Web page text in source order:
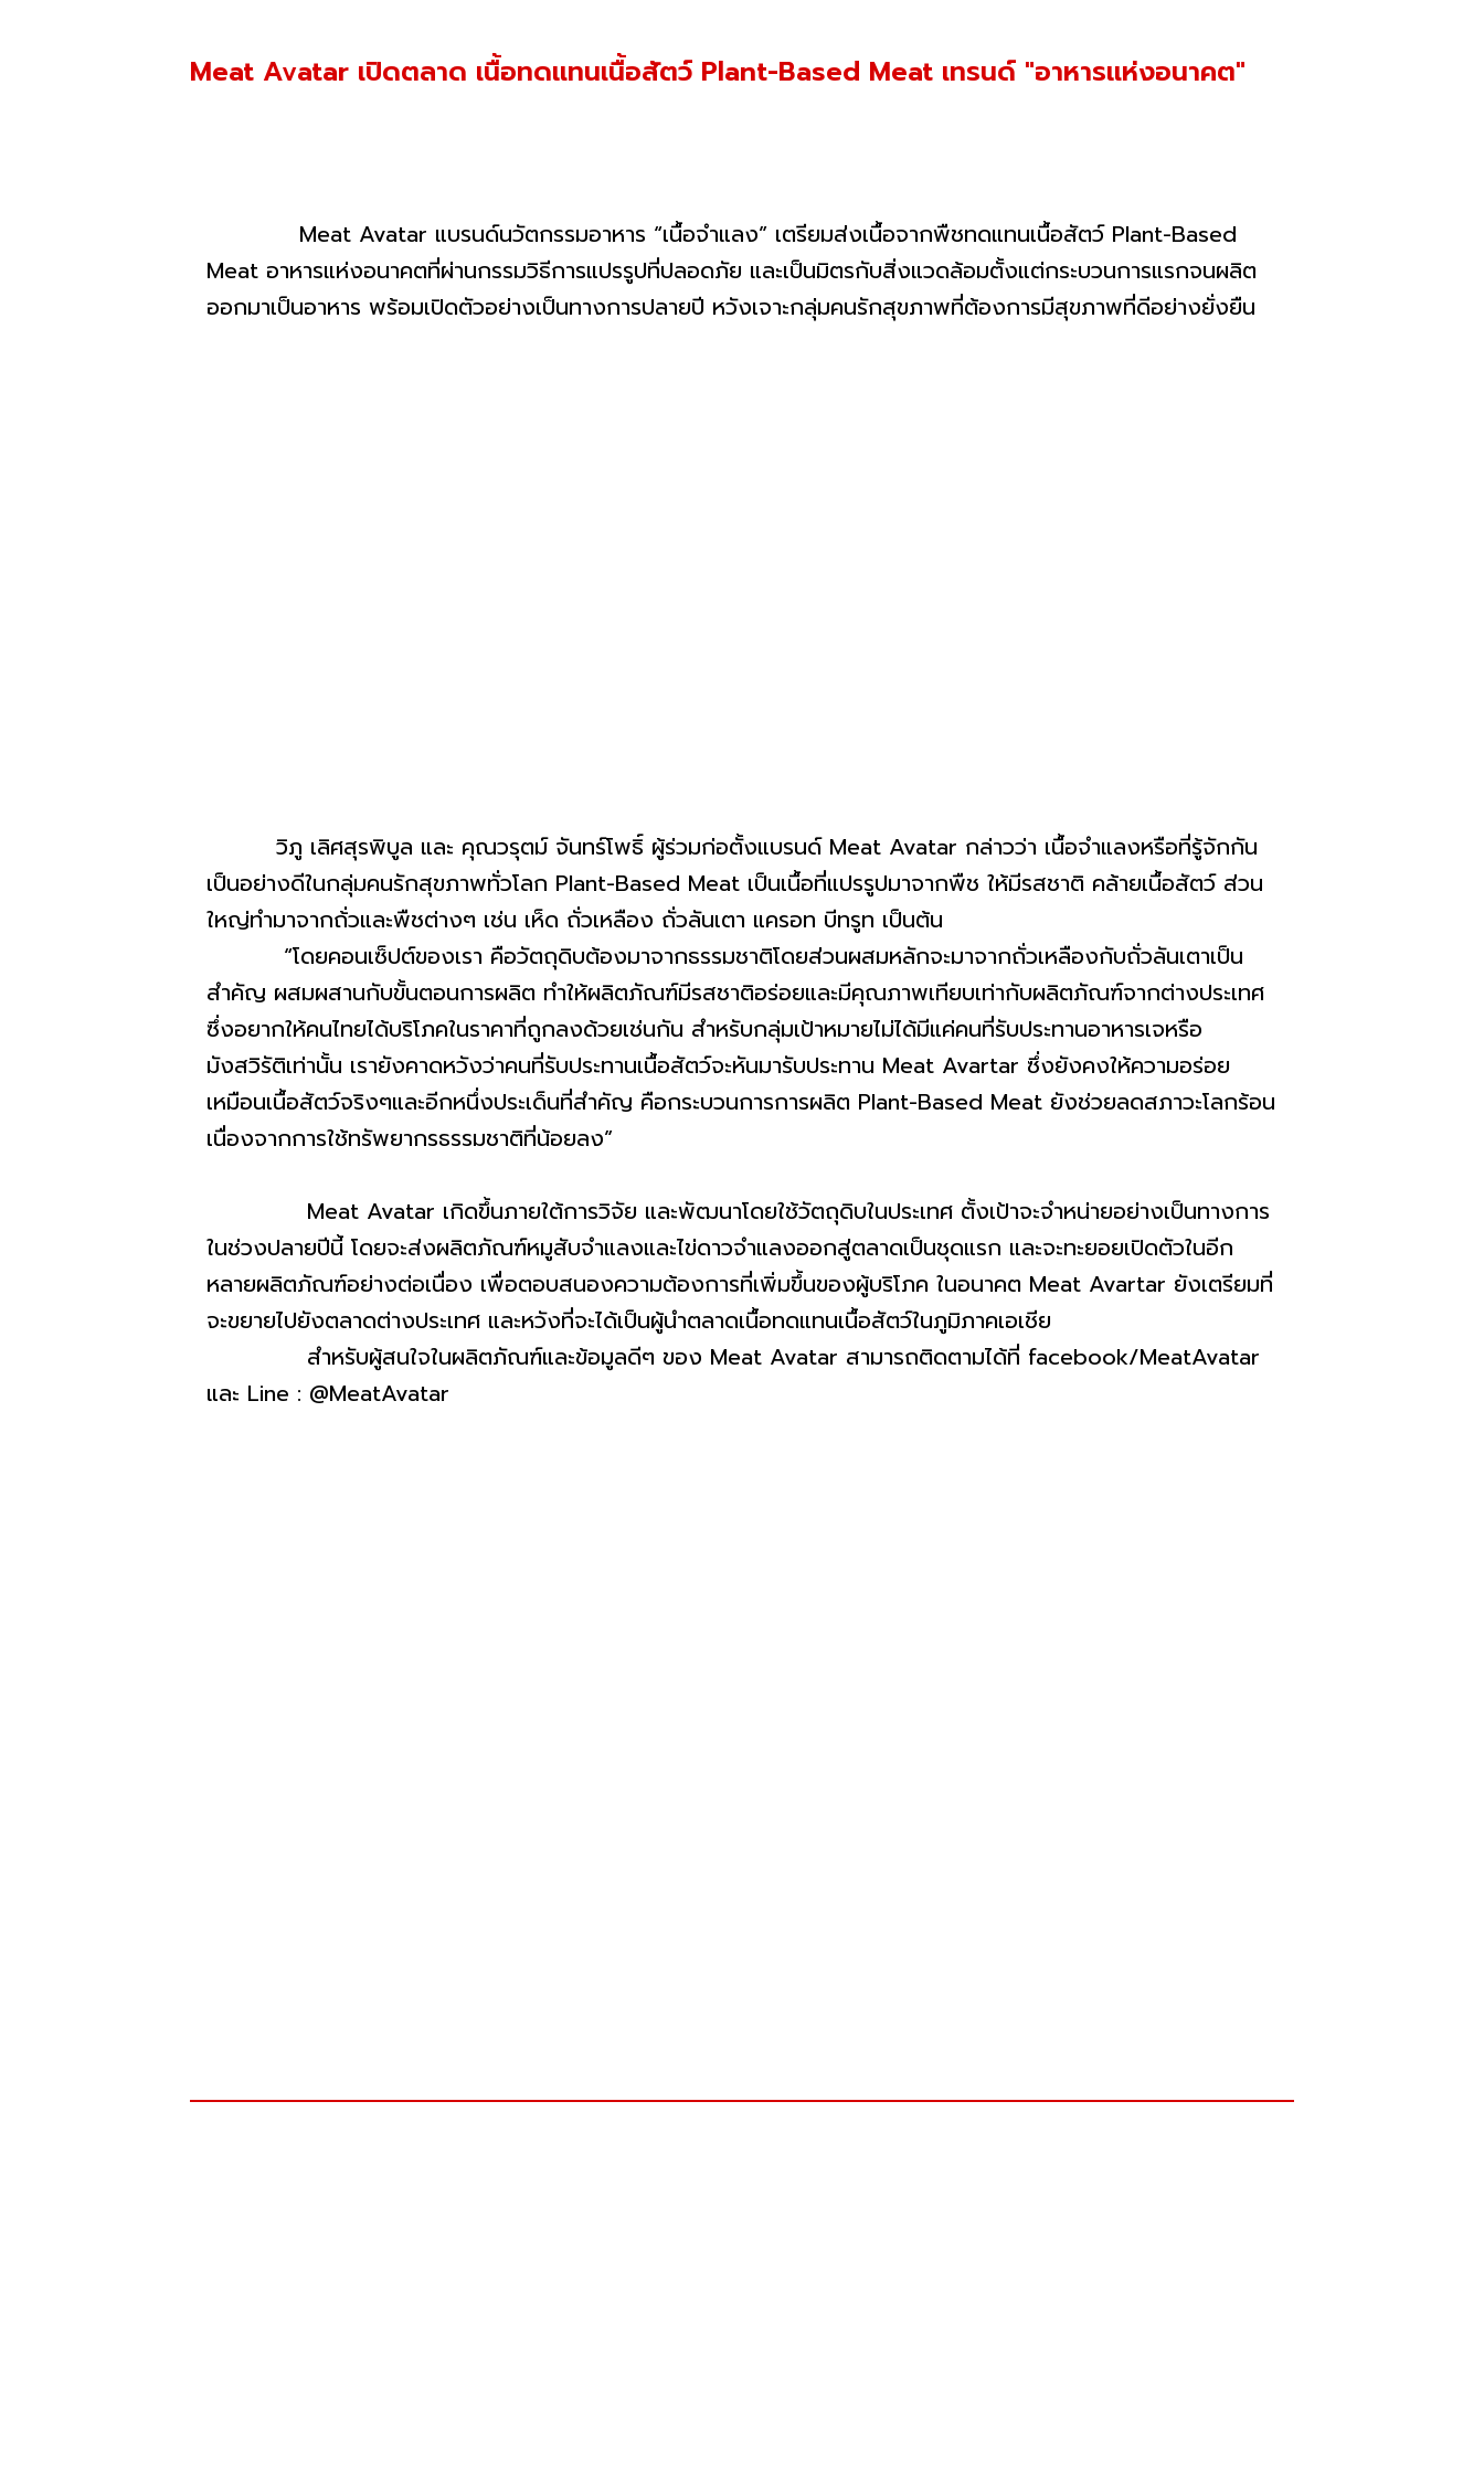
Meat Avatar เปิดตลาด เนื้อทดแทนเนื้อสัตว์ Plant-Based Meat เทรนด์ "อาหารแห่งอนาคต"
Meat Avatar แบรนด์นวัตกรรมอาหาร “เนื้อจำแลง” เตรียมส่งเนื้อจากพืชทดแทนเนื้อสัตว์ Plant-Based
Meat อาหารแห่งอนาคตที่ผ่านกรรมวิธีการแปรรูปที่ปลอดภัย และเป็นมิตรกับสิ่งแวดล้อมตั้งแต่กระบวนการแรกจนผลิต
ออกมาเป็นอาหาร พร้อมเปิดตัวอย่างเป็นทางการปลายปี หวังเจาะกลุ่มคนรักสุขภาพที่ต้องการมีสุขภาพที่ดีอย่างยั่งยืน
วิภู เลิศสุรพิบูล และ คุณวรุตม์ จันทร์โพธิ์ ผู้ร่วมก่อตั้งแบรนด์ Meat Avatar กล่าวว่า เนื้อจำแลงหรือที่รู้จักกัน
เป็นอย่างดีในกลุ่มคนรักสุขภาพทั่วโลก Plant-Based Meat เป็นเนื้อที่แปรรูปมาจากพืช ให้มีรสชาติ คล้ายเนื้อสัตว์ ส่วน
ใหญ่ทำมาจากถ้่วและพืชต่างๆ เช่น เห็ด ถั่วเหลือง ถั่วลันเตา แครอท บีทรูท เป็นต้น
“โดยคอนเซ็ปต์ของเรา คือวัตถุดิบต้องมาจากธรรมชาติโดยส่วนผสมหลักจะมาจากถั่วเหลืองกับถั่วลันเตาเป็น
สำคัญ ผสมผสานกับขั้นตอนการผลิต ทำให้ผลิตภัณฑ์มีรสชาติอร่อยและมีคุณภาพเทียบเท่ากับผลิตภัณฑ์จากต่างประเทศ
ซึ่งอยากให้คนไทยได้บริโภคในราคาที่ถูกลงด้วยเช่นกัน สำหรับกลุ่มเป้าหมายไม่ได้มีแค่คนที่รับประทานอาหารเจหรือ
มังสวิรัติเท่านั้น เรายังคาดหวังว่าคนที่รับประทานเนื้อสัตว์จะหันมารับประทาน Meat Avartar ซึ่งยังคงให้ความอร่อย
เหมือนเนื้อสัตว์จริงๆและอีกหนึ่งประเด็นที่สำคัญ คือกระบวนการการผลิต Plant-Based Meat ยังช่วยลดสภาวะโลกร้อน
เนื่องจากการใช้ทรัพยากรธรรมชาติที่น้อยลง”
Meat Avatar เกิดขึ้นภายใต้การวิจัย และพัฒนาโดยใช้วัตถุดิบในประเทศ ตั้งเป้าจะจำหน่ายอย่างเป็นทางการ
ในช่วงปลายปีนี้ โดยจะส่งผลิตภัณฑ์หมูสับจำแลงและไข่ดาวจำแลงออกสู่ตลาดเป็นชุดแรก และจะทะยอยเปิดตัวในอีก
หลายผลิตภัณฑ์อย่างต่อเนื่อง เพื่อตอบสนองความต้องการที่เพิ่มขึ้นของผู้บริโภค ในอนาคต Meat Avartar ยังเตรียมที่
จะขยายไปยังตลาดต่างประเทศ และหวังที่จะได้เป็นผู้นำตลาดเนื้อทดแทนเนื้อสัตว์ในภูมิภาคเอเชีย
สำหรับผู้สนใจในผลิตภัณฑ์และข้อมูลดีๆ ของ Meat Avatar สามารถติดตามได้ที่ facebook/MeatAvatar
และ Line : @MeatAvatar